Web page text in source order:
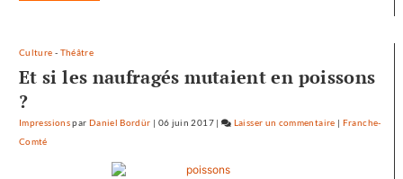
Culture - Théâtre
Et si les naufragés mutaient en poissons
?
Impressionspar Daniel Bordür | 06 juin 2017| Laisser un commentaire on
| Franche-
Comté